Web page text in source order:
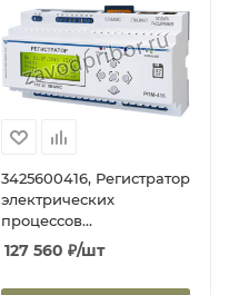
3425600416, Регистратор
электрических
процессов
микропроцессорный
127 560 ₽/шт